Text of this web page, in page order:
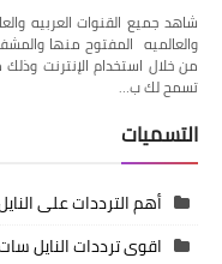
والعالميه المفتوح منها
من خلال استخدام الإنترنت
تسمح لك ب…
التسميات
أهم الترددات على
اقوى ترددات النايل